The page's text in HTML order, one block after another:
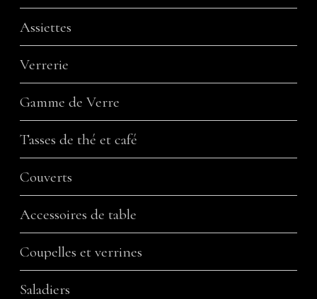
Assiettes
Verrerie
Gamme de Verre
Tasses de thé et café
Couverts
Accessoires de table
Coupelles et verrines
Saladiers